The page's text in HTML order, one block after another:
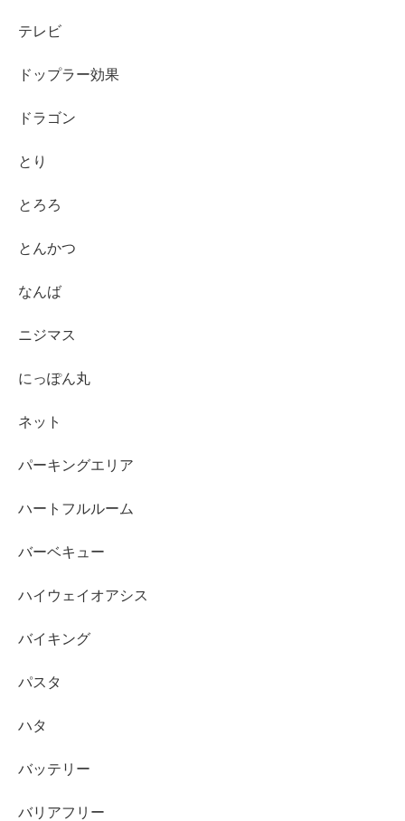
テレビ
ドップラー効果
ドラゴン
とり
とろろ
とんかつ
なんば
ニジマス
にっぽん丸
ネット
パーキングエリア
ハートフルルーム
バーベキュー
ハイウェイオアシス
バイキング
パスタ
ハタ
バッテリー
バリアフリー